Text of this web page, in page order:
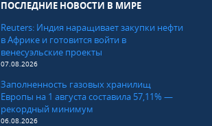
ПОСЛЕДНИЕ НОВОСТИ В МИРЕ
Reuters: Индия наращивает закупки нефти
в Африке и готовится войти в
венесуэльские проекты
07.08.2026
Заполненность газовых хранилищ
Европы на 1 августа составила 57,11% —
рекордный минимум
06.08.2026